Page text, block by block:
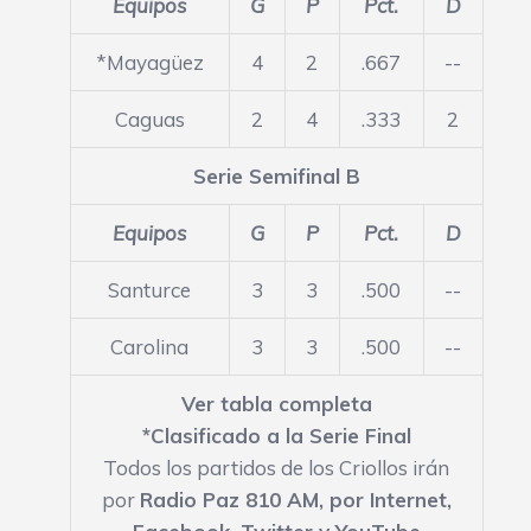
Equipos G P Pct. D
*Mayagüez 4 2 .667 --
Caguas 2 4 .333 2
Serie Semifinal B
Equipos G P Pct. D
Santurce 3 3 .500 --
Carolina 3 3 .500 --
Ver tabla completa
*Clasificado a la Serie Final
Todos los partidos de los Criollos irán
por Radio Paz 810 AM, por Internet,